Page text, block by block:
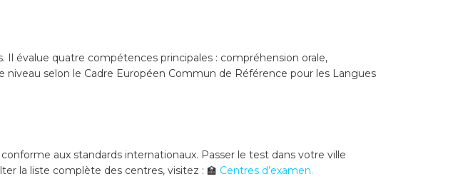
Il évalue quatre compétences principales : compréhension orale,
selon le Cadre Européen Commun de Référence pour les Langues
aux standards internationaux. Passer le test dans votre ville
la liste complète des centres, visitez : 🏫 Centres d’examen.